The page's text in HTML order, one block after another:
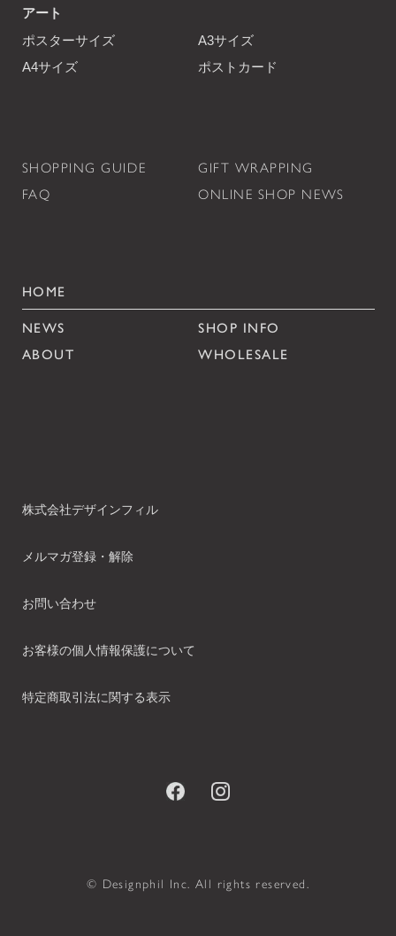
アート
ポスターサイズ
A3サイズ
A4サイズ
ポストカード
SHOPPING GUIDE
GIFT WRAPPING
FAQ
ONLINE SHOP NEWS
HOME
NEWS
SHOP INFO
ABOUT
WHOLESALE
株式会社デザインフィル
メルマガ登録・解除
お問い合わせ
お客様の個人情報保護について
特定商取引法に関する表示
© Designphil Inc. All rights reserved.